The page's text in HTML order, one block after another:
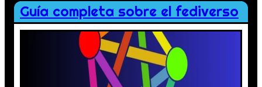
Guía completa sobre el fediverso